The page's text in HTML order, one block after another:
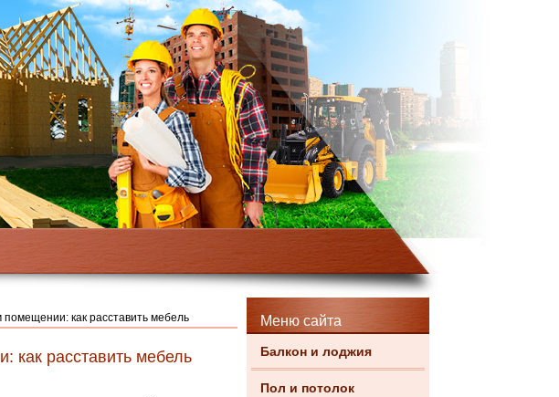
Меню сайта
Балкон и лоджия
Пол и потолок
помещении: как расставить мебель
как расставить мебель